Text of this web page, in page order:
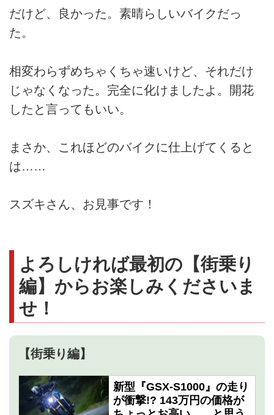
だけど、良かった。素晴らしいバイクだっ
た。
相変わらずめちゃくちゃ速いけど、それだけ
じゃなくなった。完全に化けましたよ。開花
したと言ってもいい。
まさか、これほどのバイクに仕上げてくると
は……
スズキさん、お見事です！
よろしければ最初の【街乗り
編】からお楽しみくださいま
せ！
【街乗り編】
新型『GSX-S1000』の走り
が衝撃!? 143万円の価格が